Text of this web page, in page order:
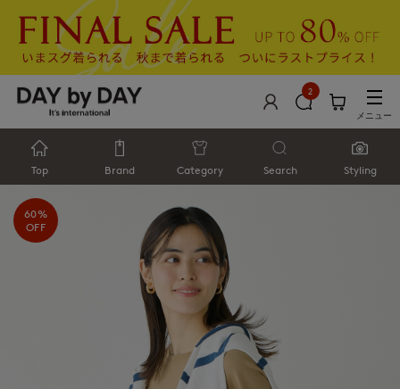
2
メニュー
Top Brand Category Search Styling
60%
OFF